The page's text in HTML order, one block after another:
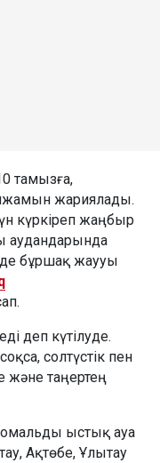
тамызға,
жариялады.
күркіреп жаңбыр
аудандарында
бұршақ жаууы
деп күтілуде.
солтүстік пен
және таңертең
ыстық ауа
Ақтөбе, Ұлытау